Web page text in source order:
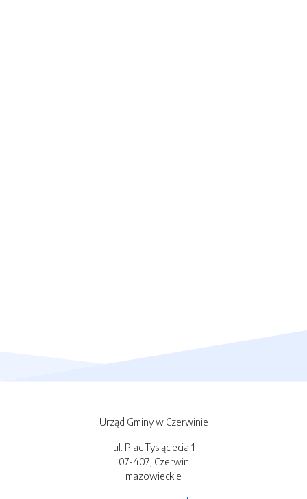
Urząd Gminy w Czerwinie
ul. Plac Tysiąclecia 1
07-407, Czerwin
mazowieckie